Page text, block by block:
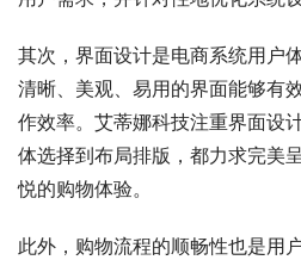
其次，界面设计是电商系统用户
清晰、美观、易用的界面能够有
作效率。艾蒂娜科技注重界面设
体选择到布局排版，都力求完美
悦的购物体验。
此外，购物流程的顺畅性也是用